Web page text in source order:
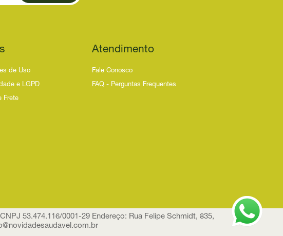
de Uso
e LGPD
Frete
Atendimento
Fale Conosco
FAQ - Perguntas Frequentes
53.474.116/0001-29 Endereço: Rua Felipe Schmidt, 835,